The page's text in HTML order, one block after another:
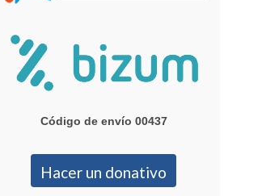
Código de envío 00437
Hacer un donativo